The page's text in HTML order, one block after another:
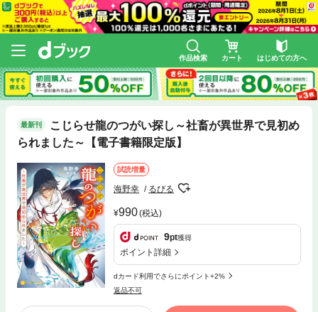
作品検索 カート はじめての方へ
最新刊
こじらせ龍のつがい探し～社畜が異世界で見初め
られました～【電子書籍限定版】
試読増量
海野幸 るびる
990(税込)
9pt獲得
ポイント詳細
dカード利用でさらにポイント+2%
返品不可